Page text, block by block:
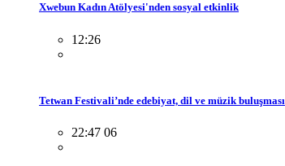
Xwebun Kadın Atölyesi'nden sosyal etkinlik
12:26
Tetwan Festivali’nde edebiyat, dil ve müzik buluşması
22:47 06